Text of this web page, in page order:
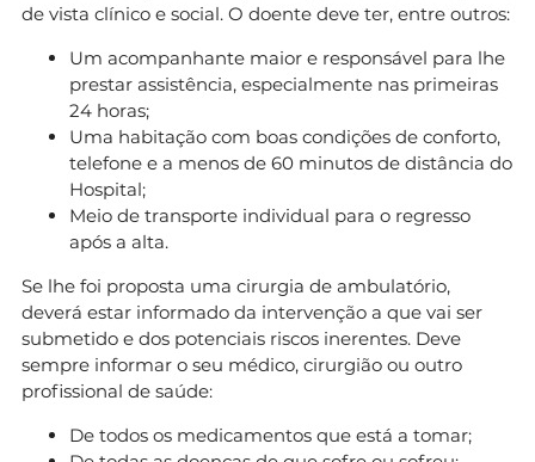
de vista clínico e social. O doente deve ter, entre outros:
Um acompanhante maior e responsável para lhe
prestar assistência, especialmente nas primeiras
24 horas;
Uma habitação com boas condições de conforto,
telefone e a menos de 60 minutos de distância do
Hospital;
Meio de transporte individual para o regresso
após a alta.
Se lhe foi proposta uma cirurgia de ambulatório,
deverá estar informado da intervenção a que vai ser
submetido e dos potenciais riscos inerentes. Deve
sempre informar o seu médico, cirurgião ou outro
profissional de saúde:
De todos os medicamentos que está a tomar;